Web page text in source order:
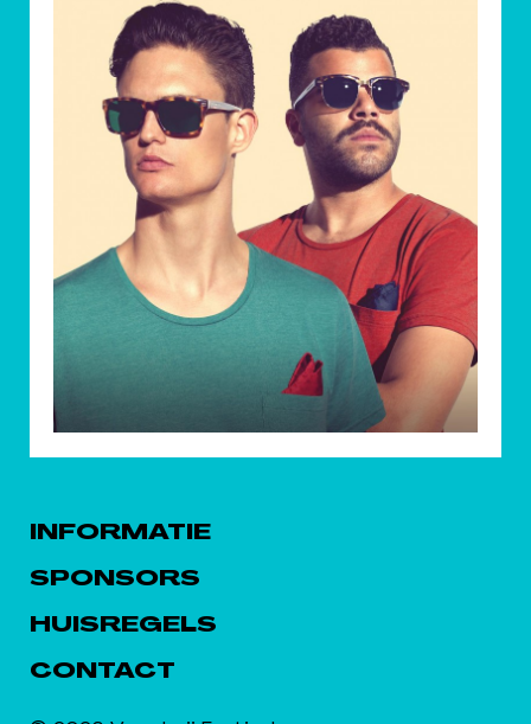
INFORMATIE
SPONSORS
HUISREGELS
CONTACT